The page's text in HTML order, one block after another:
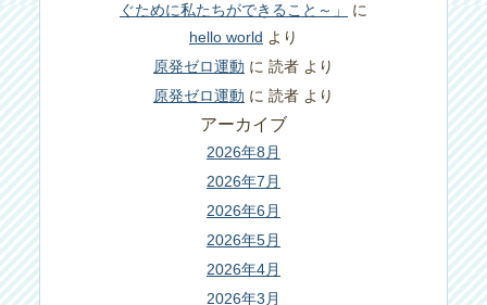
ぐために私たちができること～」
に
hello world より
原発ゼロ運動 に 読者 より
原発ゼロ運動 に 読者 より
アーカイブ
2026年8月
2026年7月
2026年6月
2026年5月
2026年4月
2026年3月